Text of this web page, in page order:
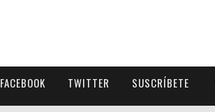
FACEBOOK TWITTER SUSCRÍBETE